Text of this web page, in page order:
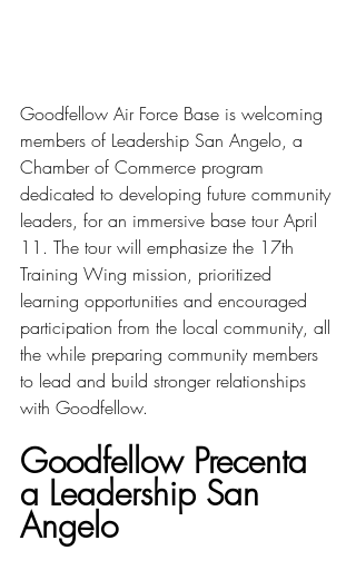
Goodfellow Air Force Base is welcoming
members of Leadership San Angelo, a
Chamber of Commerce program
dedicated to developing future community
leaders, for an immersive base tour April
11. The tour will emphasize the 17th
Training Wing mission, prioritized
learning opportunities and encouraged
participation from the local community, all
the while preparing community members
to lead and build stronger relationships
with Goodfellow.
Goodfellow Precenta
a Leadership San
Angelo